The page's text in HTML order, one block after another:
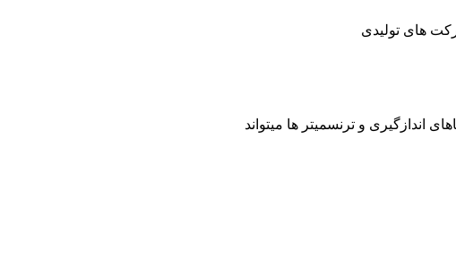
های تولیدی
اندازگیری و ترنسمیتر ها میتواند